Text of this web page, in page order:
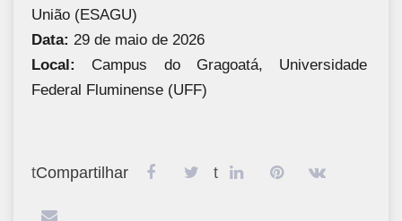
União (ESAGU)
Data: 29 de maio de 2026
Local: Campus do Gragoatá, Universidade
Federal Fluminense (UFF)
tCompartilhar t